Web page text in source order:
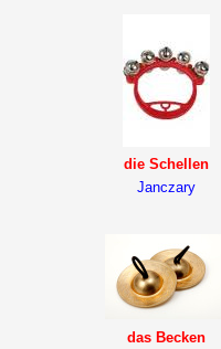
die Schellen
Janczary
das Becken